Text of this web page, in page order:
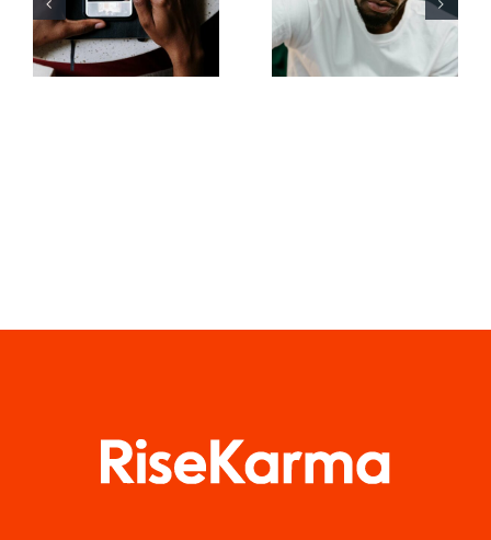
y crear
publicaciones
atractivas
para mejorar
la
comprensión